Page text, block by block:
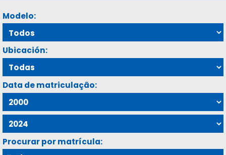
Modelo:
Ubicación:
Data de matriculação:
Procurar por matrícula: